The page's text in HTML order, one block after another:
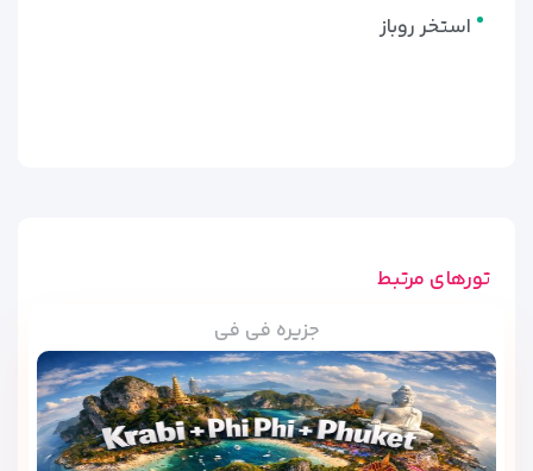
استخر روباز
تورهای مرتبط
جزیره فی فی